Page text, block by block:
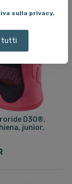
sulla privacy.
tutti
D3O®,
junior,